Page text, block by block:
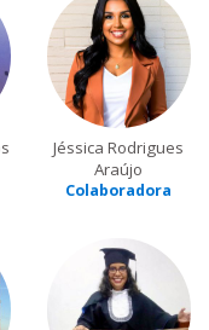
Jéssica Rodrigues
Araújo
Colaboradora